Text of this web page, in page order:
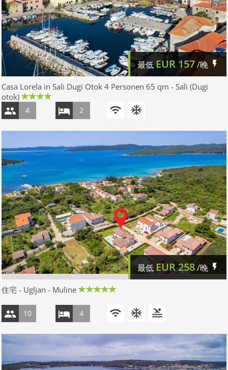
最低EUR 157/晚
Casa Lorela in Sali Dugi Otok 4 Personen 65 qm - Sali (Dugi
otok)
4 2
最低 EUR258/晚
住宅 - Ugljan - Muline
10 4